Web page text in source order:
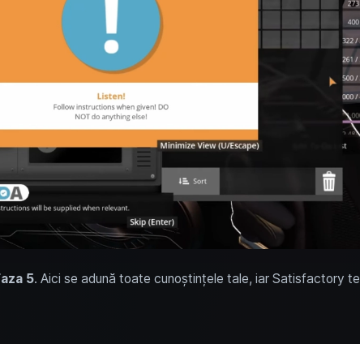
5. Aici se adună toate cunoștințele tale, iar Satisfactory te